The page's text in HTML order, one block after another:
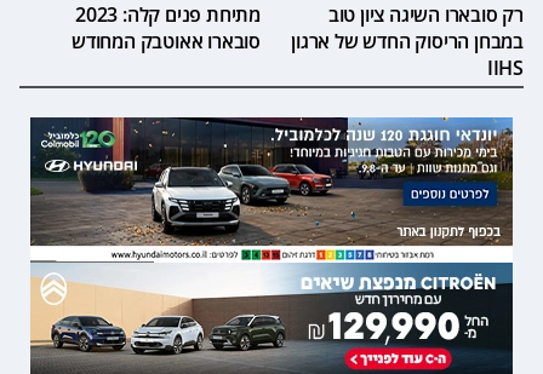
רק סובארו השיגה ציון טוב
במבחן הריסוק החדש של ארגון
IIHS
מתיחת פנים קלה: 2023
סובארו אאוטבק המחודש